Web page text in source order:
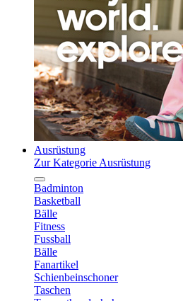
Ausrüstung
Zur Kategorie Ausrüstung
Badminton
Basketball
Bälle
Fitness
Fussball
Bälle
Fanartikel
Schienbeinschoner
Taschen